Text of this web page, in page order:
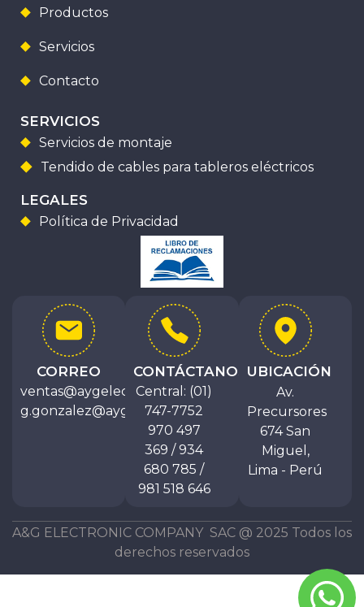
Productos
Servicios
Contacto
SERVICIOS
Servicios de montaje
Tendido de cables para tableros eléctricos
LEGALES
Política de Privacidad
CORREO
ventas@aygelectrocompany.com
g.gonzalez@aygelectrocompany.com
CONTÁCTANOS
Central: (01)
747-7752
970 497
369 / 934
680 785 /
981 518 646
UBICACIÓN
Av.
Precursores
674 San
Miguel,
Lima - Perú
A&G ELECTRONIC COMPANY SAC @ 2025 Todos los
derechos reservados